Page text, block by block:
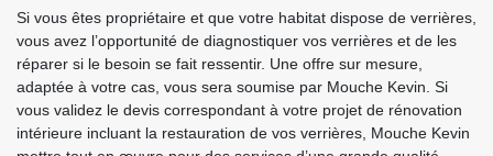
Si vous êtes propriétaire et que votre habitat dispose de verrières,
vous avez l’opportunité de diagnostiquer vos verrières et de les
réparer si le besoin se fait ressentir. Une offre sur mesure,
adaptée à votre cas, vous sera soumise par Mouche Kevin. Si
vous validez le devis correspondant à votre projet de rénovation
intérieure incluant la restauration de vos verrières, Mouche Kevin